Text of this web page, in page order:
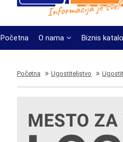
Početna O nama Biznis
Početna Ugostiteljstvo